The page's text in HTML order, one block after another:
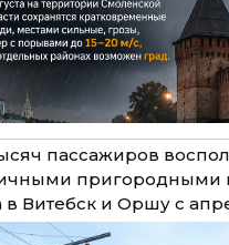
пассажиров
пригородными
в Витебск и Оршу с